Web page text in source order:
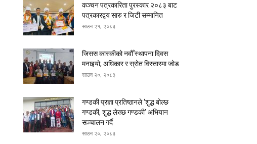
कञ्चन पत्रकारिता पुरस्कार २०८३ बाट
पत्रकारद्वय सारु र जिटी सम्मानित
साउन २१, २०८३
जिसस कास्कीको नवौँ स्थापना दिवस
मनाइयो, अधिकार र स्रोत विस्तारमा जोड
साउन २०, २०८३
गण्डकी प्रज्ञा प्रतिष्ठानले ‘शुद्ध बोल्छ
गण्डकी, शुद्ध लेख्छ गण्डकी’ अभियान
सञ्चालन गर्दै
साउन २०, २०८३